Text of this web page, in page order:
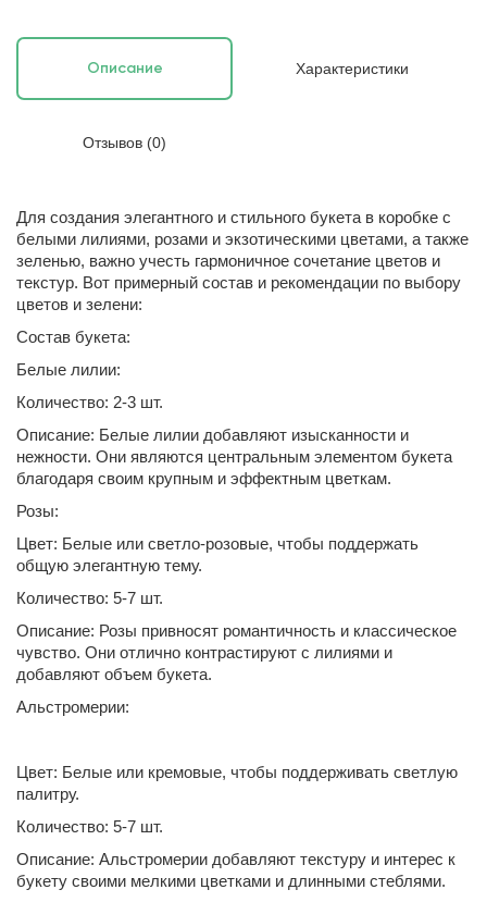
Описание Характеристики
Отзывов (0)
Для создания элегантного и стильного букета в коробке с
белыми лилиями, розами и экзотическими цветами, а также
зеленью, важно учесть гармоничное сочетание цветов и
текстур. Вот примерный состав и рекомендации по выбору
цветов и зелени:
Состав букета:
Белые лилии:
Количество: 2-3 шт.
Описание: Белые лилии добавляют изысканности и
нежности. Они являются центральным элементом букета
благодаря своим крупным и эффектным цветкам.
Розы:
Цвет: Белые или светло-розовые, чтобы поддержать
общую элегантную тему.
Количество: 5-7 шт.
Описание: Розы привносят романтичность и классическое
чувство. Они отлично контрастируют с лилиями и
добавляют объем букета.
Альстромерии:
Цвет: Белые или кремовые, чтобы поддерживать светлую
палитру.
Количество: 5-7 шт.
Описание: Альстромерии добавляют текстуру и интерес к
букету своими мелкими цветками и длинными стеблями.